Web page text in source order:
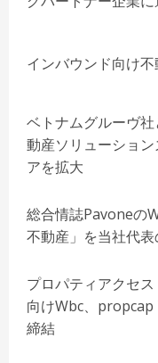
インバウンド向け
ベトナムグルーヴ
動産ソリューショ
アを拡大
総合情誌Pavoneの
不動産」を当社代
プロパティアクセ
向けWbc、
締結